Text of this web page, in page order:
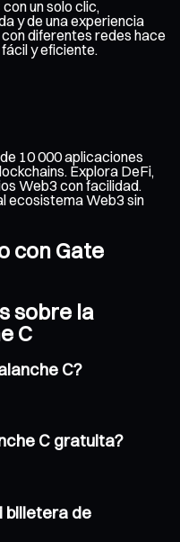
un solo clic,
y de una experiencia
diferentes redes hace
y eficiente.
10 000 aplicaciones
Explora DeFi,
Web3 con facilidad.
ecosistema Web3 sin
con Gate
sobre la
C
C?
C gratuita?
billetera de